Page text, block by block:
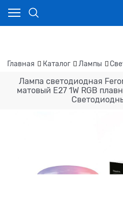
Главная Каталог Лампы
Лампа светодиодная
матовый E27 1W RGB